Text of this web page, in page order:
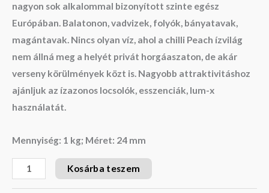
nagyon sok alkalommal bizonyított szinte egész
Európában. Balatonon, vadvizek, folyók, bányatavak,
magántavak. Nincs olyan víz, ahol a chilli Peach ízvilág
nem állná meg a helyét privát horgáaszaton, de akár
verseny körülmények közt is. Nagyobb attraktivitáshoz
ajánljuk az ízazonos locsolók, esszenciák, lum-x
használatát.
Mennyiség: 1 kg; Méret: 24 mm
Kosárba teszem